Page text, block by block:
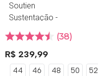
Soutien
Sustentação -
Maquiato
38
R$ 239,99
44 46 48 50 52